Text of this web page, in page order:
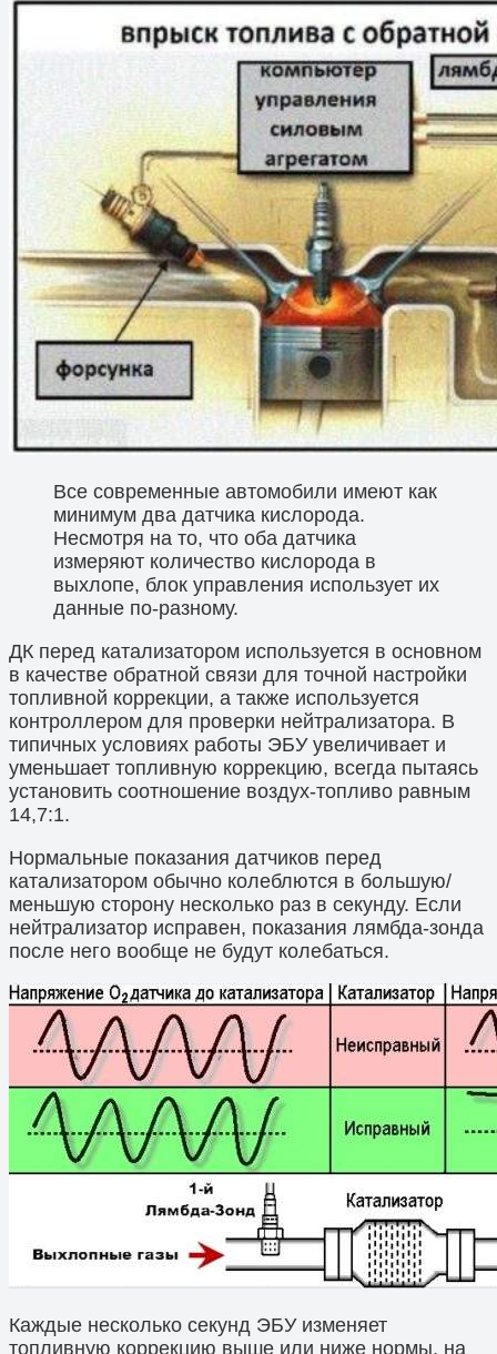
Все современные автомобили имеют как
минимум два датчика кислорода.
Несмотря на то, что оба датчика
измеряют количество кислорода в
выхлопе, блок управления использует их
данные по-разному.
ДК перед катализатором используется в основном
в качестве обратной связи для точной настройки
топливной коррекции, а также используется
контроллером для проверки нейтрализатора. В
типичных условиях работы ЭБУ увеличивает и
уменьшает топливную коррекцию, всегда пытаясь
установить соотношение воздух-топливо равным
14,7:1.
Нормальные показания датчиков перед
катализатором обычно колеблются в большую/
меньшую сторону несколько раз в секунду. Если
нейтрализатор исправен, показания лямбда-зонда
после него вообще не будут колебаться.
Каждые несколько секунд ЭБУ изменяет
топливную коррекцию выше или ниже нормы, на